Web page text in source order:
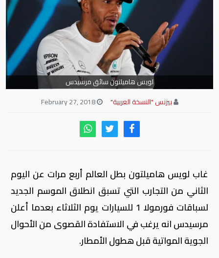
لويس هاميلتون سائق مرسيدس
بيزنس "النسخة العربية"
February 27, 2018
غاب لويس هاميلتون بطل العالم أربع مرات عن اليوم
الثاني من التجارب التي تسبق انطلاق الموسم الجديد
لسباقات فورمولا 1 للسيارات يوم الثلاثاء بعدما أعلن
مرسيدس انه يرغب في الاستفادة القصوى من الأحوال
الجوية المواتية قبل هطول الأمطار.